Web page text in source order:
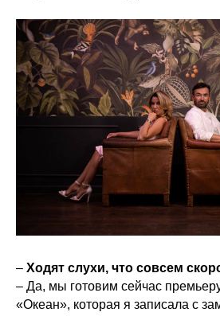
– Ходят слухи, что совсем
– Да, мы готовим сейчас
«Океан», которая я записала с